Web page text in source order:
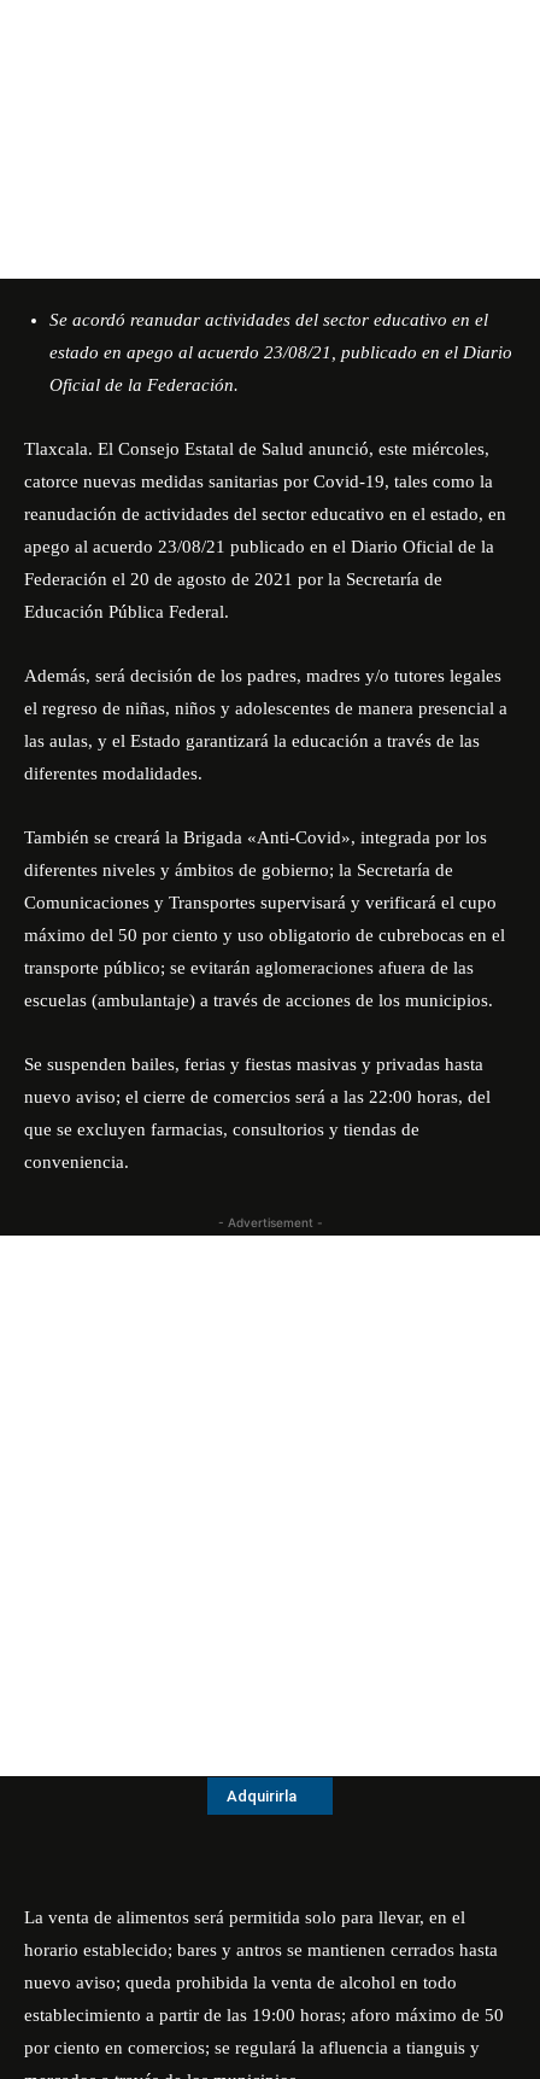
Se acordó reanudar actividades del sector educativo en el
estado en apego al acuerdo 23/08/21, publicado en el Diario
Oficial de la Federación.
Tlaxcala. El Consejo Estatal de Salud anunció, este miércoles,
catorce nuevas medidas sanitarias por Covid-19, tales como la
reanudación de actividades del sector educativo en el estado, en
apego al acuerdo 23/08/21 publicado en el Diario Oficial de la
Federación el 20 de agosto de 2021 por la Secretaría de
Educación Pública Federal.
Además, será decisión de los padres, madres y/o tutores legales
el regreso de niñas, niños y adolescentes de manera presencial a
las aulas, y el Estado garantizará la educación a través de las
diferentes modalidades.
También se creará la Brigada «Anti-Covid», integrada por los
diferentes niveles y ámbitos de gobierno; la Secretaría de
Comunicaciones y Transportes supervisará y verificará el cupo
máximo del 50 por ciento y uso obligatorio de cubrebocas en el
transporte público; se evitarán aglomeraciones afuera de las
escuelas (ambulantaje) a través de acciones de los municipios.
Se suspenden bailes, ferias y fiestas masivas y privadas hasta
nuevo aviso; el cierre de comercios será a las 22:00 horas, del
que se excluyen farmacias, consultorios y tiendas de
conveniencia.
- Advertisement -
Adquirirla
La venta de alimentos será permitida solo para llevar, en el
horario establecido; bares y antros se mantienen cerrados hasta
nuevo aviso; queda prohibida la venta de alcohol en todo
establecimiento a partir de las 19:00 horas; aforo máximo de 50
por ciento en comercios; se regulará la afluencia a tianguis y